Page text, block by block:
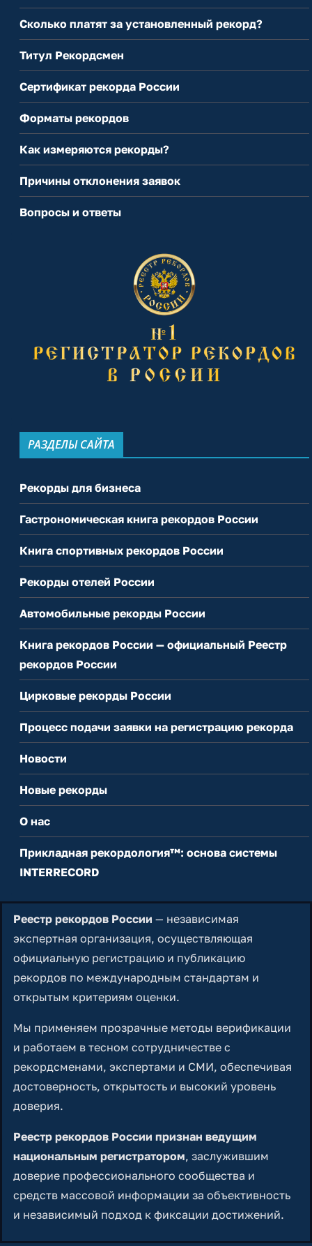
Сколько платят за установленный рекорд?
Титул Рекордсмен
Сертификат рекорда России
Форматы рекордов
Как измеряются рекорды?
Причины отклонения заявок
Вопросы и ответы
РАЗДЕЛЫ САЙТА
Рекорды для бизнеса
Гастрономическая книга рекордов России
Книга спортивных рекордов России
Рекорды отелей России
Автомобильные рекорды России
Книга рекордов России — официальный Реестр
рекордов России
Цирковые рекорды России
Процесс подачи заявки на регистрацию рекорда
Новости
Новые рекорды
О нас
Прикладная рекордология™: основа системы
INTERRECORD
Реестр рекордов России — независимая
экспертная организация, осуществляющая
официальную регистрацию и публикацию
рекордов по международным стандартам и
открытым критериям оценки.
Мы применяем прозрачные методы верификации
и работаем в тесном сотрудничестве с
рекордсменами, экспертами и СМИ, обеспечивая
достоверность, открытость и высокий уровень
доверия.
Реестр рекордов России признан ведущим
национальным регистратором, заслужившим
доверие профессионального сообщества и
средств массовой информации за объективность
и независимый подход к фиксации достижений.